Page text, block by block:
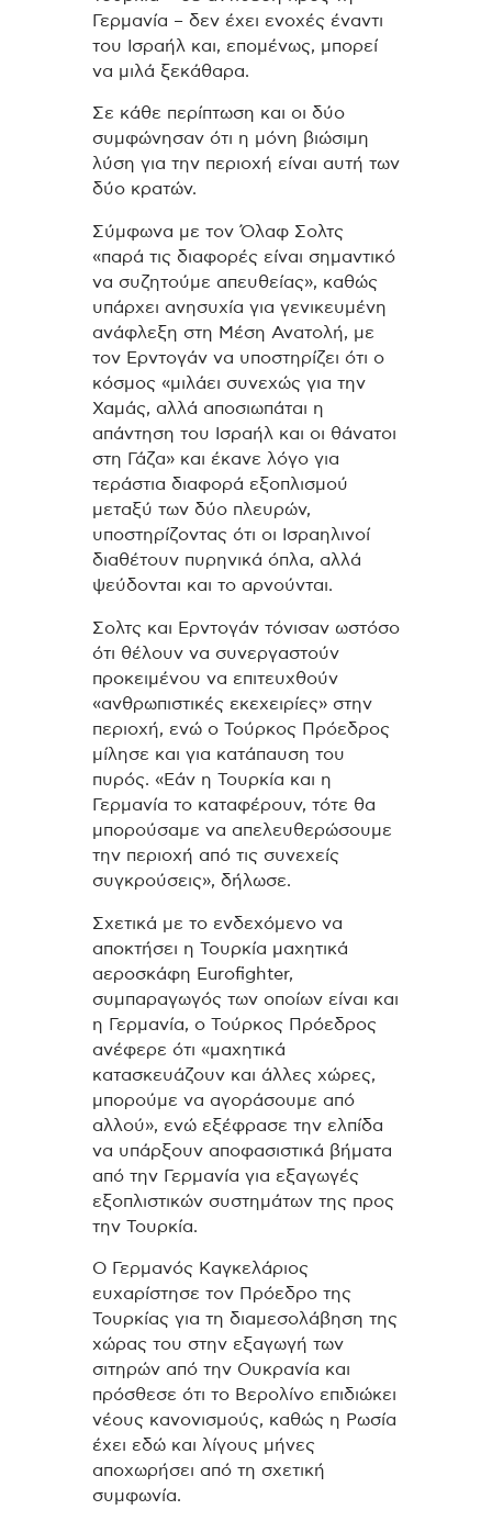
Γερμανία – δεν έχει ενοχές έναντι
του Ισραήλ και, επομένως, μπορεί
να μιλά ξεκάθαρα.
Σε κάθε περίπτωση και οι δύο
συμφώνησαν ότι η μόνη βιώσιμη
λύση για την περιοχή είναι αυτή των
δύο κρατών.
Σύμφωνα με τον Όλαφ Σολτς
«παρά τις διαφορές είναι σημαντικό
να συζητούμε απευθείας», καθώς
υπάρχει ανησυχία για γενικευμένη
ανάφλεξη στη Μέση Ανατολή, με
τον Ερντογάν να υποστηρίζει ότι ο
κόσμος «μιλάει συνεχώς για την
Χαμάς, αλλά αποσιωπάται η
απάντηση του Ισραήλ και οι θάνατοι
στη Γάζα» και έκανε λόγο για
τεράστια διαφορά εξοπλισμού
μεταξύ των δύο πλευρών,
υποστηρίζοντας ότι οι Ισραηλινοί
διαθέτουν πυρηνικά όπλα, αλλά
ψεύδονται και το αρνούνται.
Σολτς και Ερντογάν τόνισαν ωστόσο
ότι θέλουν να συνεργαστούν
προκειμένου να επιτευχθούν
«ανθρωπιστικές εκεχειρίες» στην
περιοχή, ενώ ο Τούρκος Πρόεδρος
μίλησε και για κατάπαυση του
πυρός. «Εάν η Τουρκία και η
Γερμανία το καταφέρουν, τότε θα
μπορούσαμε να απελευθερώσουμε
την περιοχή από τις συνεχείς
συγκρούσεις», δήλωσε.
Σχετικά με το ενδεχόμενο να
αποκτήσει η Τουρκία μαχητικά
αεροσκάφη Eurofighter,
συμπαραγωγός των οποίων είναι και
η Γερμανία, ο Τούρκος Πρόεδρος
ανέφερε ότι «μαχητικά
κατασκευάζουν και άλλες χώρες,
μπορούμε να αγοράσουμε από
αλλού», ενώ εξέφρασε την ελπίδα
να υπάρξουν αποφασιστικά βήματα
από την Γερμανία για εξαγωγές
εξοπλιστικών συστημάτων της προς
την Τουρκία.
Ο Γερμανός Καγκελάριος
ευχαρίστησε τον Πρόεδρο της
Τουρκίας για τη διαμεσολάβηση της
χώρας του στην εξαγωγή των
σιτηρών από την Ουκρανία και
πρόσθεσε ότι το Βερολίνο επιδιώκει
νέους κανονισμούς, καθώς η Ρωσία
έχει εδώ και λίγους μήνες
αποχωρήσει από τη σχετική
συμφωνία.